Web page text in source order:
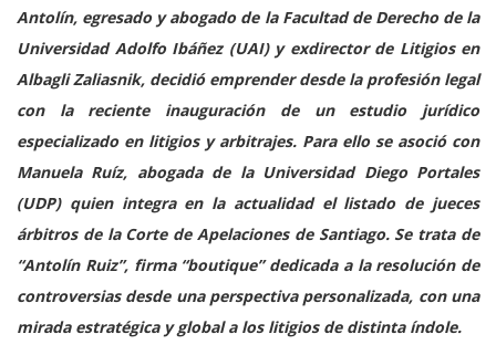
Antolín, egresado y abogado de la Facultad de Derecho de la
Universidad Adolfo Ibáñez (UAI) y exdirector de Litigios en
Albagli Zaliasnik, decidió emprender desde la profesión legal
con la reciente inauguración de un estudio jurídico
especializado en litigios y arbitrajes. Para ello se asoció con
Manuela Ruíz, abogada de la Universidad Diego Portales
(UDP) quien integra en la actualidad el listado de jueces
árbitros de la Corte de Apelaciones de Santiago. Se trata de
“Antolín Ruiz”, firma “boutique” dedicada a la resolución de
controversias desde una perspectiva personalizada, con una
mirada estratégica y global a los litigios de distinta índole.